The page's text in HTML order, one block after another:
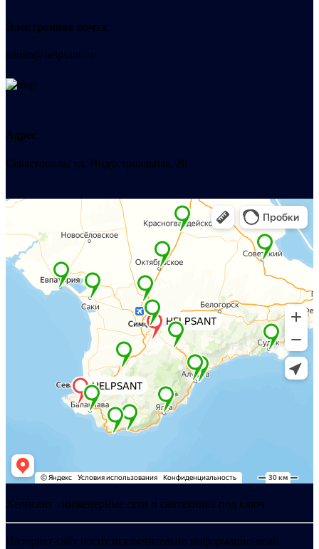
Электронная почта
admin@helpsant.ru
Адрес
Севастополь, ул. Индустриальная, 26
Хелпсант - инженерные сети и сантехника под ключ
Интернет-сайт носит исключительно информационный